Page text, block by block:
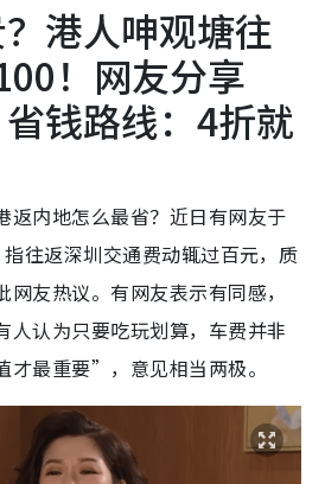
港人呻观塘往
！网友分享
钱路线：4折就
返内地怎么最省？近日有网友于
往返深圳交通费动辄过百元，质
友热议。有网友表示有同感，
认为只要吃玩划算，车费并非
最重要”，意见相当两极。